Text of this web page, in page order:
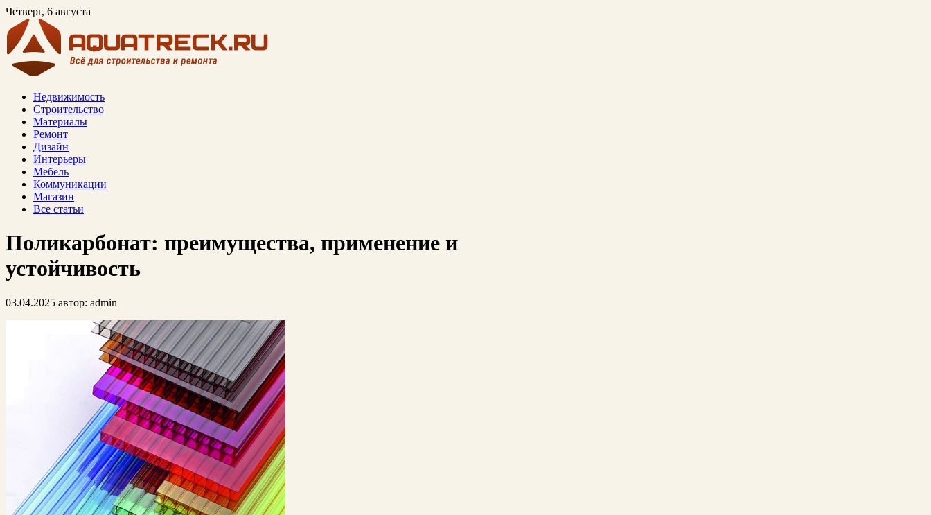
Четверг, 6 августа
Недвижимость
Строительство
Материалы
Ремонт
Дизайн
Интерьеры
Мебель
Коммуникации
Магазин
Все статьи
Поликарбонат: преимущества, применение и
устойчивость
03.04.2025 автор: admin